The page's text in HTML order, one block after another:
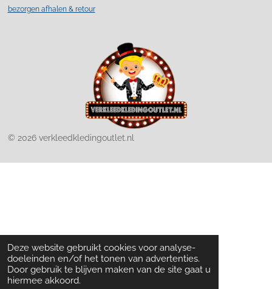
Deze website gebruikt cookies voor analyse-
doeleinden en/of het tonen van advertenties.
Door gebruik te blijven maken van de site gaat u
hiermee akkoord.
bezorgen afhalen & retour
© 2026 verkleedkledingoutlet.nl